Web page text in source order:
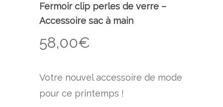
Fermoir clip perles de verre –
Accessoire sac à main
58,00€
Votre nouvel accessoire de mode
pour ce printemps !